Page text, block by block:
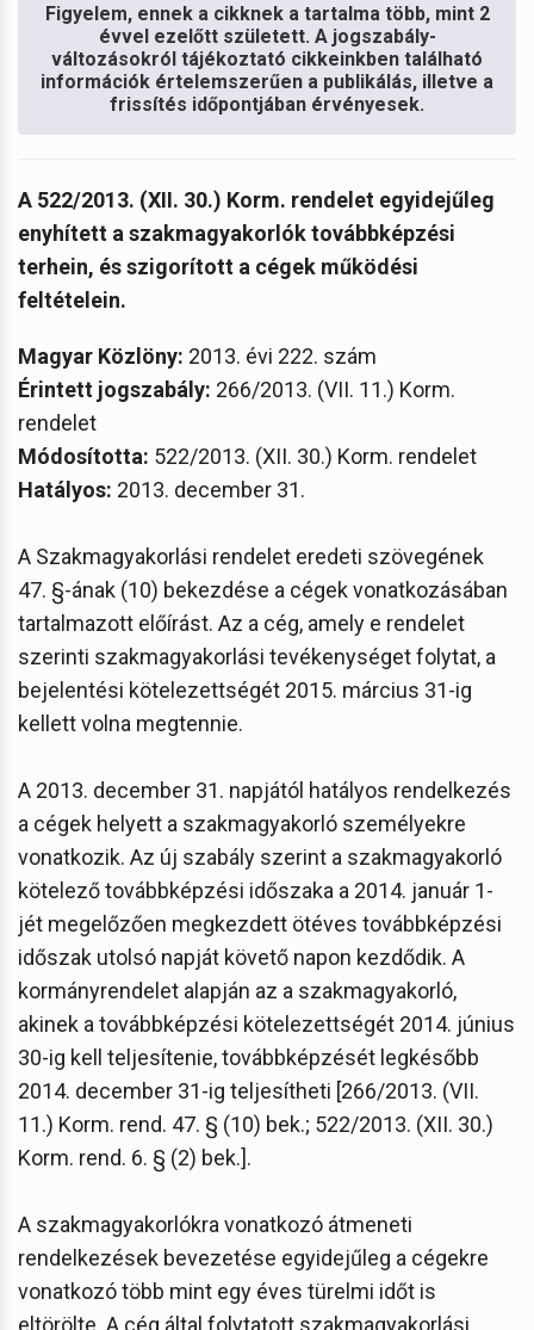
Figyelem, ennek a cikknek a tartalma több, mint 2
évvel ezelőtt született. A jogszabály-
változásokról tájékoztató cikkeinkben található
információk értelemszerűen a publikálás, illetve a
frissítés időpontjában érvényesek.
A 522/2013. (XII. 30.) Korm. rendelet egyidejűleg
enyhített a szakmagyakorlók továbbképzési
terhein, és szigorított a cégek működési
feltételein.
Magyar Közlöny: 2013. évi 222. szám
Érintett jogszabály: 266/2013. (VII. 11.) Korm.
rendelet
Módosította: 522/2013. (XII. 30.) Korm. rendelet
Hatályos: 2013. december 31.
A Szakmagyakorlási rendelet eredeti szövegének
47. §-ának (10) bekezdése a cégek vonatkozásában
tartalmazott előírást. Az a cég, amely e rendelet
szerinti szakmagyakorlási tevékenységet folytat, a
bejelentési kötelezettségét 2015. március 31-ig
kellett volna megtennie.
A 2013. december 31. napjától hatályos rendelkezés
a cégek helyett a szakmagyakorló személyekre
vonatkozik. Az új szabály szerint a szakmagyakorló
kötelező továbbképzési időszaka a 2014. január 1-
jét megelőzően megkezdett ötéves továbbképzési
időszak utolsó napját követő napon kezdődik. A
kormányrendelet alapján az a szakmagyakorló,
akinek a továbbképzési kötelezettségét 2014. június
30-ig kell teljesítenie, továbbképzését legkésőbb
2014. december 31-ig teljesítheti [266/2013. (VII.
11.) Korm. rend. 47. § (10) bek.; 522/2013. (XII. 30.)
Korm. rend. 6. § (2) bek.].
A szakmagyakorlókra vonatkozó átmeneti
rendelkezések bevezetése egyidejűleg a cégekre
vonatkozó több mint egy éves türelmi időt is
eltörölte. A cég által folytatott szakmagyakorlási